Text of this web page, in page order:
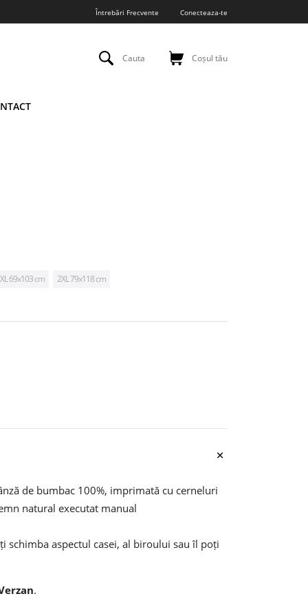
Întrebări Frecvente Conecteaza-te
Cauta Coșul tău
XL 69x103 cm 2XL 79x118 cm
de bumbac 100%, imprimată cu cerneluri
natural executat manual
schimba aspectul casei, al biroului sau îl poți
.